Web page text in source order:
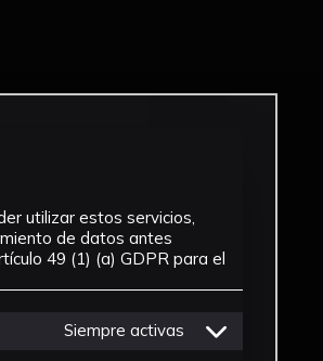
utilizar estos servicios,
de datos antes
49 (1) (a) GDPR para el
Siempre activas